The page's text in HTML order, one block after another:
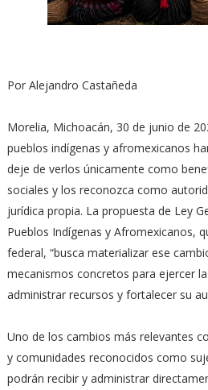
Por Alejandro Castañeda
Morelia, Michoacán, 30 de junio de
pueblos indígenas y afromexicanos
deje de verlos únicamente como
sociales y los reconozca como
jurídica propia. La propuesta de Ley
Pueblos Indígenas y Afromexicanos,
federal, “busca materializar ese
mecanismos concretos para ejercer
administrar recursos y fortalecer su
Uno de los cambios más relevantes
y comunidades reconocidos como
podrán recibir y administrar